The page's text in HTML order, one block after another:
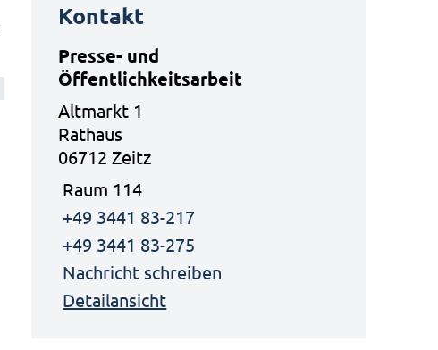
Kontakt
Presse- und
Öffentlichkeitsarbeit
Altmarkt 1
Rathaus
06712 Zeitz
Raum 114
+49 3441 83-217
+49 3441 83-275
Nachricht schreiben
Detailansicht